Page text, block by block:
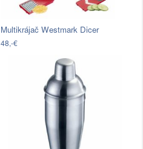
Multikrájač Westmark Dicer
48,-€